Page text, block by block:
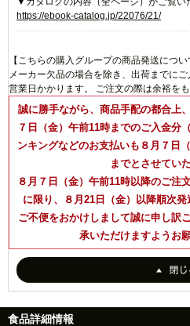
https://ebook-catalog.jp/22076/21/
【こちらの購入グループの商品発送につい
メーカー欠品の場合を除き、出荷までに
営業日かかります。 ご注文の際は余裕を
誠に勝手ながら、商品手配の都合上
７日（金）午前11時までのご入金分
ンキングなどのお支払いも８月７日
までとさせてい
８月７日（金）午前11時以降のご注
に限り、８月21日（金）以降順次発
ご不便をおかけしまして誠に申し訳
承いただけますようお
食品詳細情報